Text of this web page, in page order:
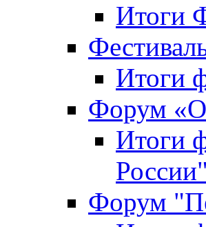
Итоги
Итоги
Форум
Итоги
России"
Форум